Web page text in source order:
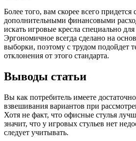
Более того, вам скорее всего придется
дополнительными финансовыми
искать игровые кресла специально
Эргономичное всегда сделано на
выборки, поэтому с трудом подойдет
отклонения от этого стандарта.
Выводы статьи
Вы как потребитель имеете
взвешивания вариантов при
Хотя не факт, что офисные стулья
значит, что у игровых стульев нет
следует учитывать.